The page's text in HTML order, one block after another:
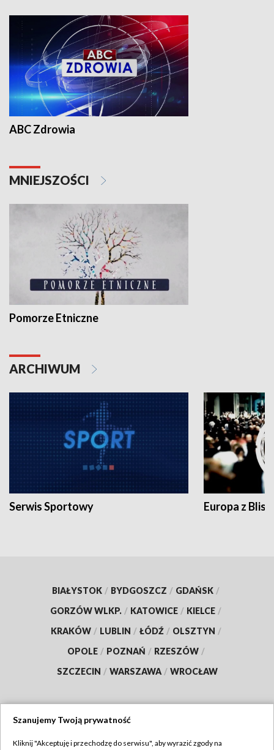
ABC Zdrowia
MNIEJSZOŚCI
Pomorze Etniczne
ARCHIWUM
Serwis Sportowy Europa z
BIAŁYSTOK / BYDGOSZCZ / GDAŃSK /
GORZÓW WLKP. / KATOWICE / KIELCE /
KRAKÓW / LUBLIN / ŁÓDŹ / OLSZTYN /
OPOLE / POZNAŃ / RZESZÓW /
SZCZECIN / WARSZAWA / WROCŁAW
Szanujemy Twoją prywatność
Kliknij "Akceptuję i przechodzę do serwisu", aby wyrazić zgody na